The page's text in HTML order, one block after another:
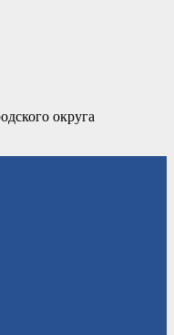
округа